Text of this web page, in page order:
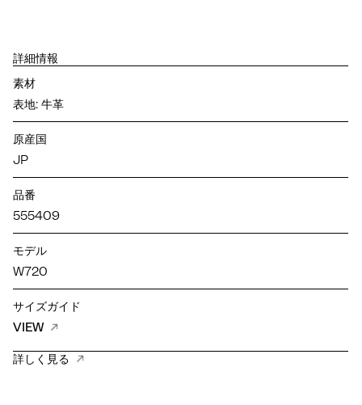
詳細情報
素材
表地: 牛革
原産国
JP
品番
555409
モデル
W720
サイズガイド
VIEW
詳しく見る